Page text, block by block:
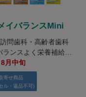
イバランスMini
問歯科・高齢者歯科
ランスよく栄養補給が
体栄養調整食品。
8月中旬
寄せ商品
ル・返品不可)